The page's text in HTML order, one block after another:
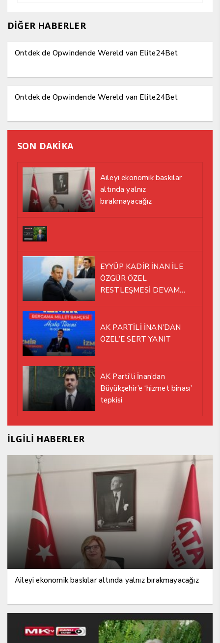
DİĞER HABERLER
Ontdek de Opwindende Wereld van Elite24Bet
Ontdek de Opwindende Wereld van Elite24Bet
SON DAKİKA
Aileyi ekonomik baskılar
altında yalnız
bırakmayacağız
EYYÜP KADİR İNAN İLE
ÖZGÜR ÖZEL
RESTLEŞMESİ DEVAM
AK PARTİLİ İNAN’DAN
ÖZEL’E SERT YANIT
AK Parti’li İnan’dan
Büyükşehir’e ‘hizmet binası’
tepkisi
İLGİLİ HABERLER
Aileyi ekonomik baskılar altında yalnız bırakmayacağız